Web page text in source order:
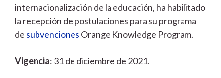
internacionalización de la educación, ha habilitado
la recepción de postulaciones para su programa
de subvenciones Orange Knowledge Program.
Vigencia: 31 de diciembre de 2021.